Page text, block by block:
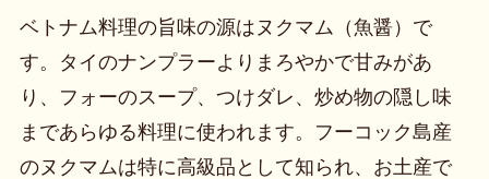
ベトナム料理の旨味の源はヌクマム（魚醤）で
す。タイのナンプラーよりまろやかで甘みがあ
り、フォーのスープ、つけダレ、炒め物の隠し味
まであらゆる料理に使われます。フーコック島産
のヌクマムは特に高級品として知られ、お土産で